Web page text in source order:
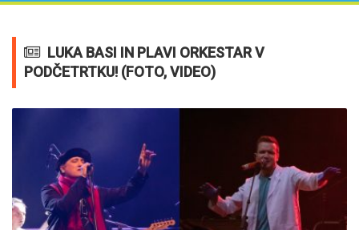
LUKA BASI IN PLAVI ORKESTAR V
PODČETRTKU! (FOTO, VIDEO)